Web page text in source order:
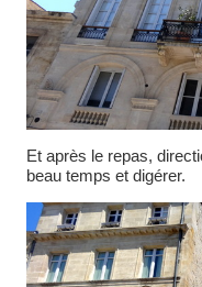
Et après le repas,
beau temps et digérer.